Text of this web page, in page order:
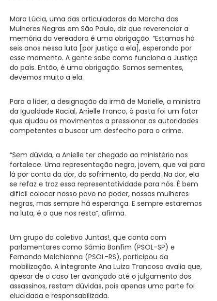
Mara Lúcia, uma das articuladoras da Marcha das
Mulheres Negras em São Paulo, diz que reverenciar a
memória da vereadora é uma obrigação. “Estamos há
seis anos nessa luta [por justiça a ela], esperando por
esse momento. A gente sabe como funciona a Justiça
do país. Então, é uma obrigação. Somos sementes,
devemos muito a ela.
Para a líder, a designação da irmã de Marielle, a ministra
da Igualdade Racial, Anielle Franco, à pasta foi um fator
que ajudou os movimentos a pressionar as autoridades
competentes a buscar um desfecho para o crime.
“Sem dúvida, a Anielle ter chegado ao ministério nos
fortalece. Uma representação negra, jovem, que vai para
lá por conta da dor, do sofrimento, da perda. Na dor, ela
se refaz e traz essa representatividade para nós. É bem
difícil colocar nosso povo no poder, nossas mulheres
negras, mas sempre há esperança. E sempre estaremos
na luta, é o que nos resta”, afirma.
Um grupo do coletivo Juntas!, que conta com
parlamentares como Sâmia Bonfim (PSOL-SP) e
Fernanda Melchionna (PSOL-RS), participou da
mobilização. A integrante Ana Luiza Trancoso avalia que,
apesar de o caso ter avançado até o julgamento dos
assassinos, restam dúvidas, pois apenas uma parte foi
elucidada e responsabilizada.